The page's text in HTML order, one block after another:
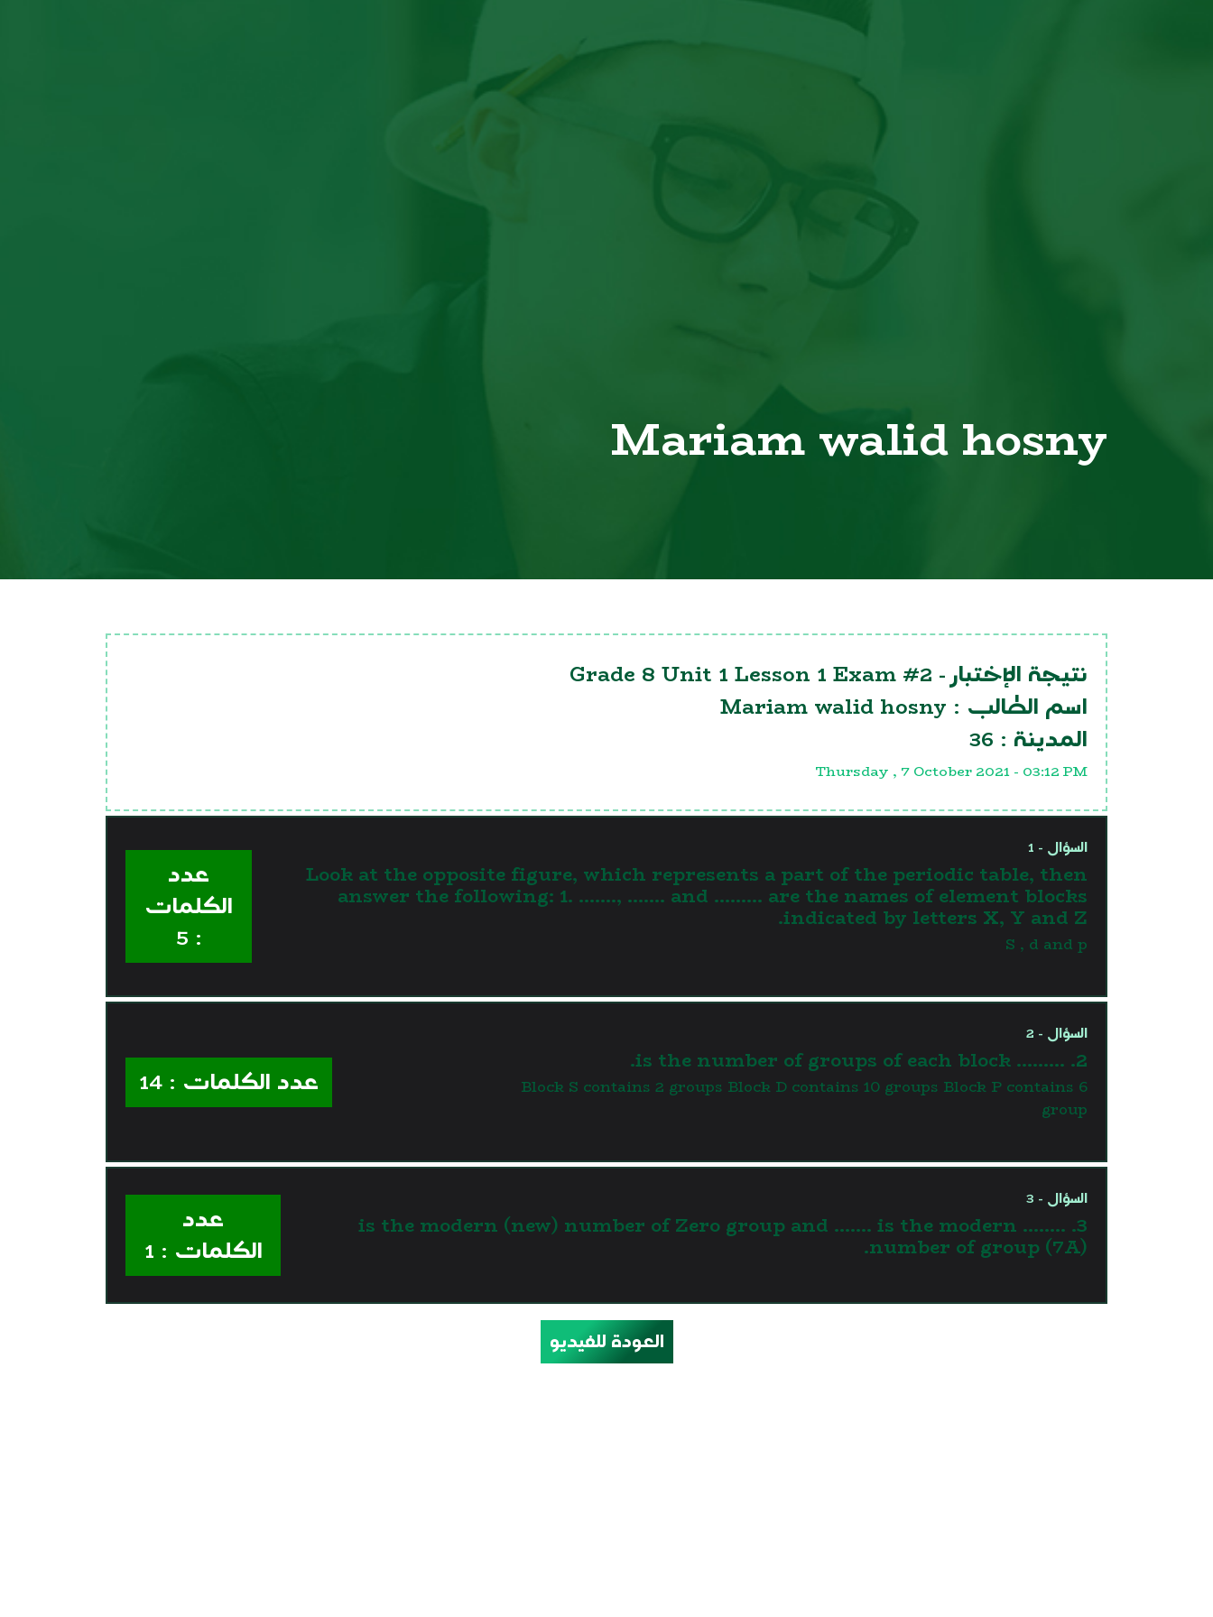
Mariam walid hosny
نتيجة الإختبار - Grade 8 Unit 1 Lesson 1 Exam #2
اسم الطالب : Mariam walid hosny
المدينة : 36
Thursday , 7 October 2021 - 03:12 PM
السؤال - 1
Look at the opposite figure, which represents a part of the periodic table, then
answer the following: 1. ……., ……. and ……… are the names of element blocks
indicated by letters X, Y and Z.
S , d and p
عدد
الكلمات
: 5
السؤال - 2
2. ……… is the number of groups of each block.
Block S contains 2 groups Block D contains 10 groups Block P contains 6
group
عدد الكلمات : 14
السؤال - 3
3. …….. is the modern (new) number of Zero group and ……. is the modern
number of group (7A).
عدد
الكلمات : 1
العودة للفيديو